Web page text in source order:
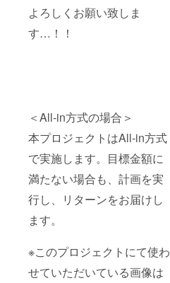
よろしくお願い致しま
す…！！
＜All-in方式の場合＞
本プロジェクトはAll-in方式
で実施します。目標金額に
満たない場合も、計画を実
行し、リターンをお届けし
ます。
※このプロジェクトにて使わ
せていただいている画像は